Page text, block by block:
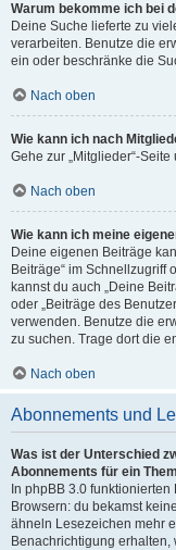
Warum bekomme ich bei
Deine Suche lieferte zu
verarbeiten. Benutze die
ein oder beschränke die
Nach oben
Wie kann ich nach
Gehe zur „Mitglieder“-
Nach oben
Wie kann ich meine
Deine eigenen Beiträge
Beiträge“ im Schnellzugriff
kannst du auch „Deine
oder „Beiträge des
verwenden. Benutze die
zu suchen. Trage dort die
Nach oben
Abonnements und
Was ist der Unterschied
Abonnements für ein
In phpBB 3.0
Browsern: du bekamst
ähneln Lesezeichen mehr
Benachrichtigung